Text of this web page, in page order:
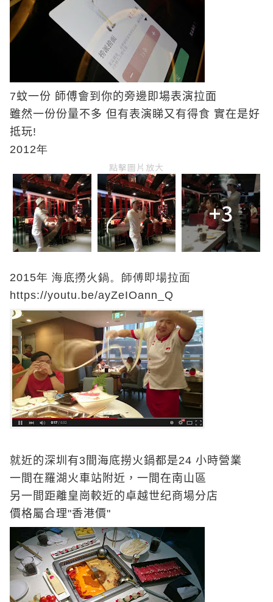
7蚊一份 師傅會到你的旁邊即場表演拉面
雖然一份份量不多 但有表演睇又有得食 實在是好
抵玩!
2012年
點擊圖片放大
+3
2015年 海底撈火鍋。師傅即場拉面
https://youtu.be/ayZeIOann_Q
就近的深圳有3 間海底撈火鍋都是24 小時營業
一間在羅湖火車站附近，一間在南山區
另一間距離皇崗較近的卓越世纪商場分店
價格屬合理"香港價"